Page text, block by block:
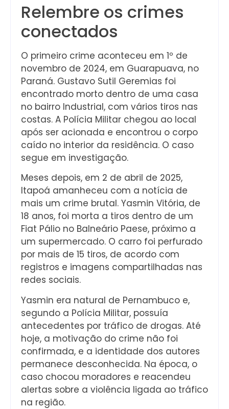
Relembre os crimes
conectados
O primeiro crime aconteceu em 1º de
novembro de 2024, em Guarapuava, no
Paraná. Gustavo Sutil Geremias foi
encontrado morto dentro de uma casa
no bairro Industrial, com vários tiros nas
costas. A Polícia Militar chegou ao local
após ser acionada e encontrou o corpo
caído no interior da residência. O caso
segue em investigação.
Meses depois, em 2 de abril de 2025,
Itapoá amanheceu com a notícia de
mais um crime brutal. Yasmin Vitória, de
18 anos, foi morta a tiros dentro de um
Fiat Pálio no Balneário Paese, próximo a
um supermercado. O carro foi perfurado
por mais de 15 tiros, de acordo com
registros e imagens compartilhadas nas
redes sociais.
Yasmin era natural de Pernambuco e,
segundo a Polícia Militar, possuía
antecedentes por tráfico de drogas. Até
hoje, a motivação do crime não foi
confirmada, e a identidade dos autores
permanece desconhecida. Na época, o
caso chocou moradores e reacendeu
alertas sobre a violência ligada ao tráfico
na região.